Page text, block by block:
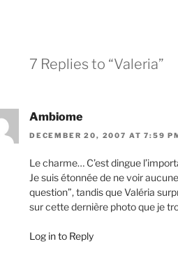
7 Replies to “Valeria”
Ambiome
DECEMBER 20, 2007 AT 7:59
Le charme… C’est dingue
Je suis étonnée de ne voir
question”, tandis que Valéria
sur cette dernière photo que je
Log in to Reply